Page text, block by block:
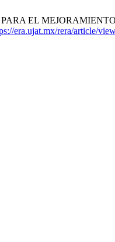
PARA EL
era.ujat.mx/rera/article/